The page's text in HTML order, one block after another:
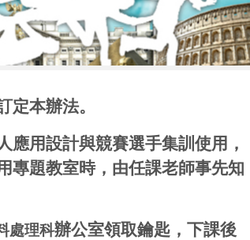
本辦法。
應用設計與競賽選手集訓使用，
專題教室時，由任課老師事先知
處理科辦公室領取鑰匙，下課後